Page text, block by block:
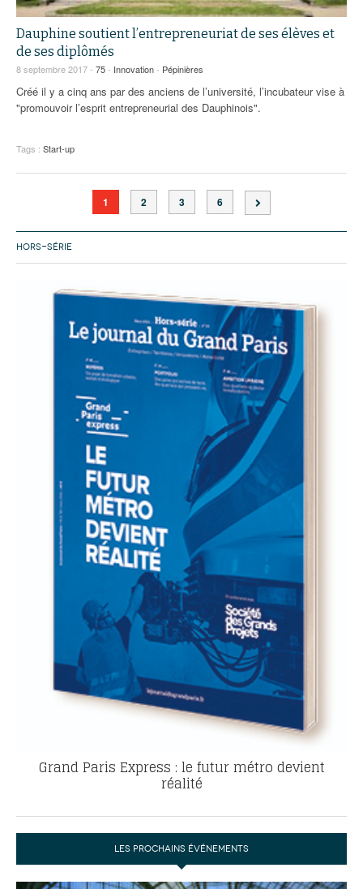
Dauphine soutient l’entrepreneuriat de ses élèves et
de ses diplômés
8 septembre 2017 - 75- Innovation- Pépinières
Créé il y a cinq ans par des anciens de l’université, l’incubateur vise à
"promouvoir l’esprit entrepreneurial des Dauphinois".
Tags : Start-up
1 2 3 6
HORS-SÉRIE
Grand Paris Express : le futur métro devient
réalité
LES PROCHAINS ÉVÉNEMENTS